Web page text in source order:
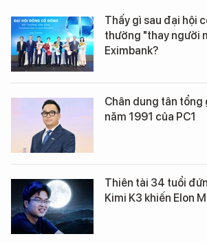
Thấy gì sau đại hội
thường "thay người
Eximbank?
Chân dung tân tổng
năm 1991 của PC1
Thiên tài 34 tuổi
Kimi K3 khiến Elon